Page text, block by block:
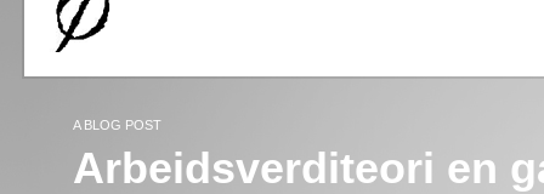
A BLOG POST
Arbeidsverditeori en